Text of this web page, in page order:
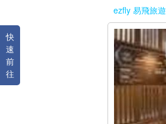
ezfly 易飛旅遊
快
速
前
往